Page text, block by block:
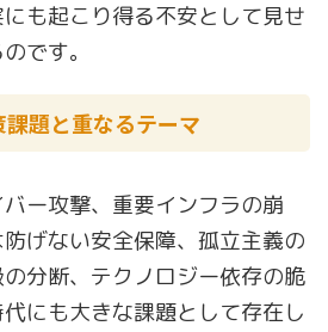
も起こり得る不安として見せ
です。
題と重なるテーマ
ー攻撃、重要インフラの崩
げない安全保障、孤立主義の
分断、テクノロジー依存の脆
にも大きな課題として存在し